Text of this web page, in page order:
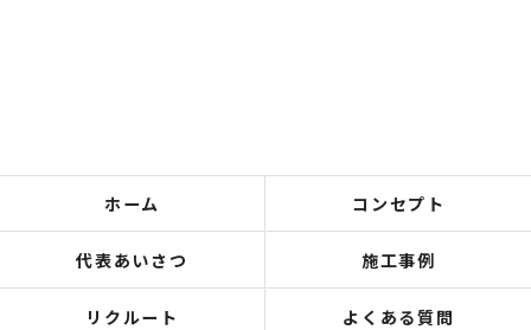
ホーム コンセプト
代表あいさつ 施工事例
リクルート よくある質問